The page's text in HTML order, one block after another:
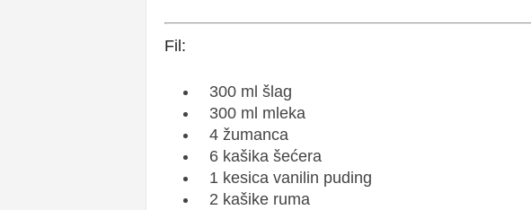
Fil:
300 ml šlag
300 ml mleka
4 žumanca
6 kašika šećera
1 kesica vanilin puding
2 kašike ruma